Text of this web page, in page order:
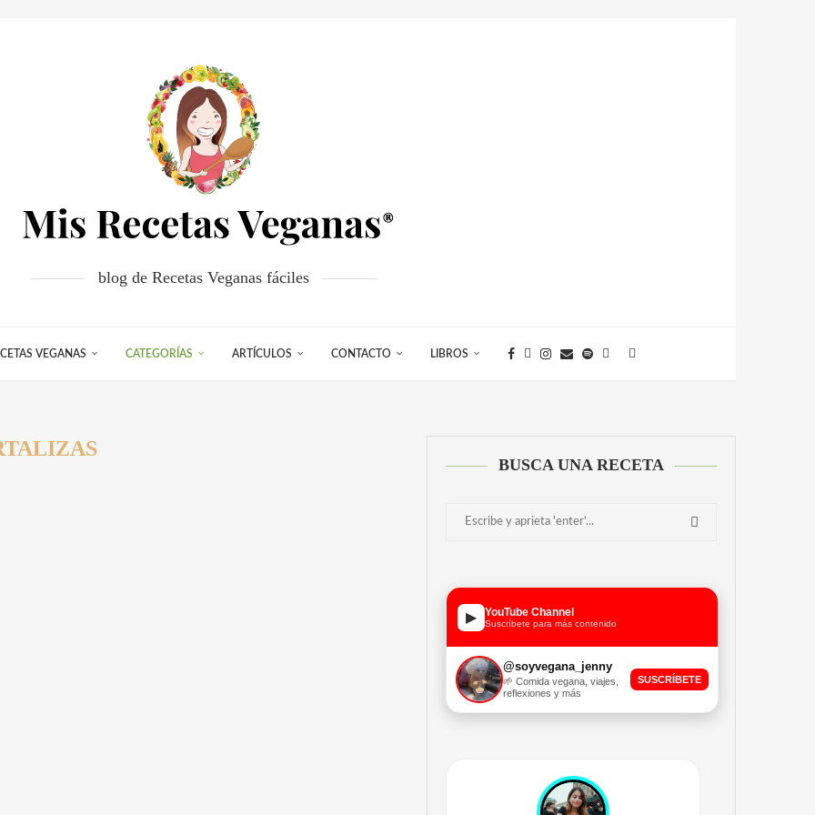
blog de Recetas Veganas fáciles
VEGANAS CATEGORÍAS ARTÍCULOS CONTACTO LIBROS
BUSCA UNA RECETA
▶ YouTube Channel
Suscríbete para más contenido
@soyvegana_jenny
🌱 Comida vegana, viajes,
reflexiones y más
SUSCRÍBETE